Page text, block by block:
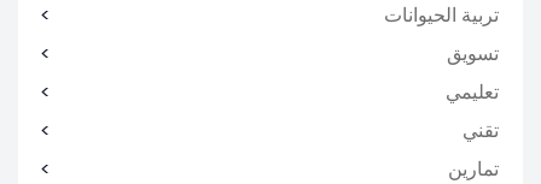
تربية الحيوانات
تسويق
تعليمي
تقني
تمارين